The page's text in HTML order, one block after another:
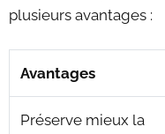
plusieurs avantages :
Avantages
Préserve mieux la